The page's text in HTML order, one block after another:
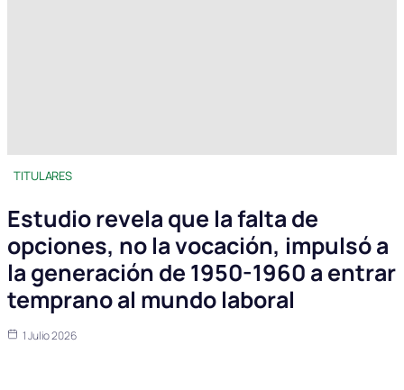
TITULARES
Estudio revela que la falta de
opciones, no la vocación, impulsó a
la generación de 1950-1960 a entrar
temprano al mundo laboral
1 Julio 2026